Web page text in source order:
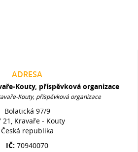
ADRESA
Kouty, příspěvková organizace
Kouty, příspěvková organizace
Bolatická 97/9
21, Kravaře - Kouty
Česká republika
IČ:70940070